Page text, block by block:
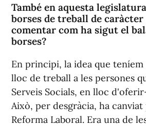
També en aquesta
borses de treball de
comentar com ha sigut el
borses?
En principi, la idea que
lloc de treball a les persones
Serveis Socials, en lloc
Això, per desgràcia, ha
Reforma Laboral. Era una de